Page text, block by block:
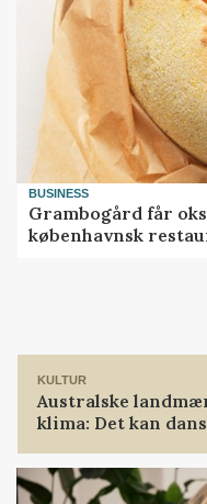
BUSINESS
Grambogård får
københavnsk
KULTUR
Australske
klima: Det kan